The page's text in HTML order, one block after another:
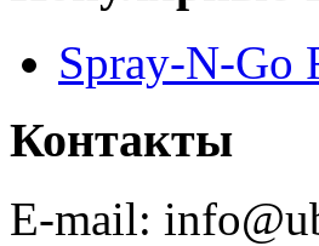
Spray-N-Go
Контакты
E-mail: